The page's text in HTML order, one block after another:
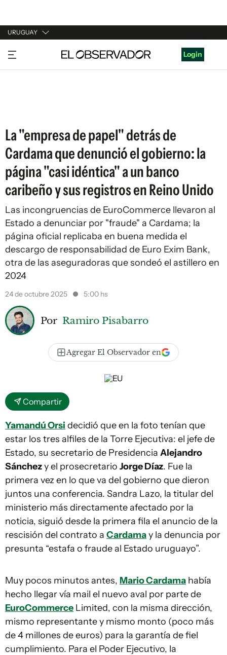
URUGUAY
URUGUAY
ARGENTINA
Login
La "empresa de papel" detrás de
Cardama que denunció el gobierno: la
página "casi idéntica" a un banco
caribeño y sus registros en Reino Unido
Las incongruencias de EuroCommerce llevaron al
Estado a denunciar por "fraude" a Cardama; la
página oficial replicaba en buena medida el
descargo de responsabilidad de Euro Exim Bank,
otra de las aseguradoras que sondeó el astillero en
2024
24 de octubre 2025 5:00 hs
Por Ramiro Pisabarro
Agregar El Observador en
Compartir
Yamandú Orsi decidió que en la foto tenían que
estar los tres alfiles de la Torre Ejecutiva: el jefe de
Estado, su secretario de Presidencia Alejandro
Sánchezy el prosecretario Jorge Díaz. Fue la
primera vez en lo que va del gobierno que dieron
juntos una conferencia. Sandra Lazo, la titular del
ministerio más directamente afectado por la
noticia, siguió desde la primera fila el anuncio de la
rescisión del contrato a Cardamay la denuncia por
presunta “estafa o fraude al Estado uruguayo”.
Muy pocos minutos antes, Mario Cardama había
hecho llegar vía mail el nuevo aval por parte de
EuroCommerce Limited, con la misma dirección,
mismo representante y mismo monto (poco más
de 4 millones de euros) para la garantía de fiel
cumplimiento. Para el Poder Ejecutivo, la